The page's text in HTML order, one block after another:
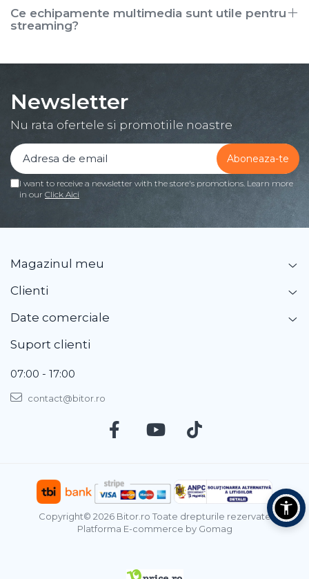
Ce echipamente multimedia sunt utile pentru
streaming?
Newsletter
Nu rata ofertele si promotiile noastre
I want to receive a newsletter with the store's promotions. Learn more
in our Click Aici
Magazinul meu
Clienti
Date comerciale
Suport clienti
07:00 - 17:00
contact@bitor.ro
Copyright© 2026 Bitor.ro Toate drepturile rezervate
Platforma E-commerce by Gomag